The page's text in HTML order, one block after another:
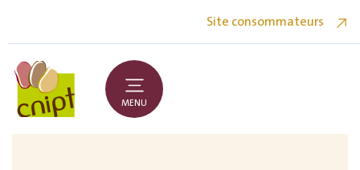
Site consommateurs
MENU